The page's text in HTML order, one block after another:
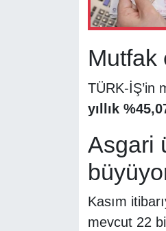
Mutfak
TÜRK-İŞ’in
yıllık
Asgari
Kasım
mevcut 22